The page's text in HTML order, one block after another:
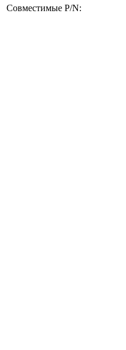
Совместимые P/N: